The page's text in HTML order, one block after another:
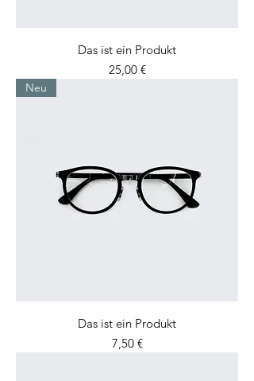
Das ist ein Produkt
Preis
25,00 €
Neu
Das ist ein Produkt
Preis
7,50 €